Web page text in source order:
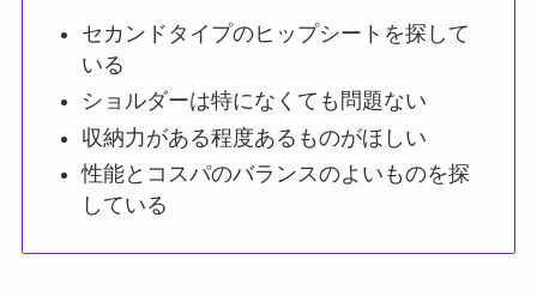
セカンドタイプのヒップシートを探して
いる
ショルダーは特になくても問題ない
収納力がある程度あるものがほしい
性能とコスパのバランスのよいものを探
している